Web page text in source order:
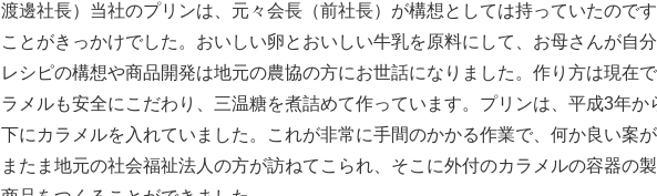
渡邊社長）当社のプリンは、元々会長（前社長）が構想としては持っていたので
ことがきっかけでした。おいしい卵とおいしい牛乳を原料にして、お母さんが自
レシピの構想や商品開発は地元の農協の方にお世話になりました。作り方は現在
ラメルも安全にこだわり、三温糖を煮詰めて作っています。プリンは、平成3年か
下にカラメルを入れていました。これが非常に手間のかかる作業で、何か良い案
またま地元の社会福祉法人の方が訪ねてこられ、そこに外付のカラメルの容器の